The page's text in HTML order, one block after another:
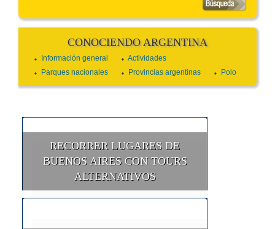
CONOCIENDO ARGENTINA
Información general
Actividades
Parques nacionales
Provincias argentinas Polo
RECORRER LUGARES DE
BUENOS AIRES CON TOURS
ALTERNATIVOS